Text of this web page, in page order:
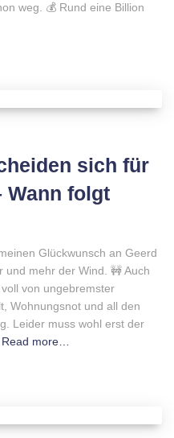
weg. 💰 Rund eine Billion
sich für
Wann folgt
Glückwunsch an Geerd
und mehr der Wind. 🚧 Auch
von ungebremster
Wohnungsnot und all den
Leider muss wohl erst der
Read more…